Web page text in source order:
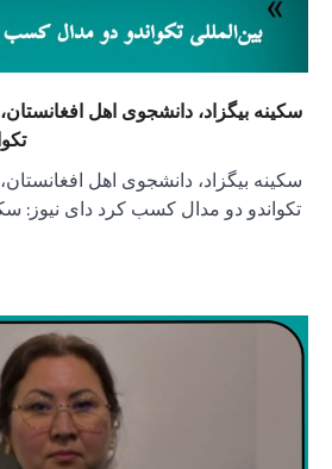
سکینه بیگزاد، دانشجوی اهل
سکینه بیگزاد، دانشجوی اهل
تکواندو دو مدال کسب کرد دای نیوز: